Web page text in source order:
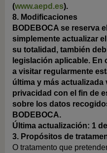
(www.aepd.es).
8. Modificaciones
BODEBOCA se reserva
simplemente actualizar
su totalidad, también
legislación aplicable.
a visitar regularmente
última y más
privacidad con el fin de
sobre los datos
BODEBOCA.
Última actualización: 1
3. Propósitos de
O tratamento que